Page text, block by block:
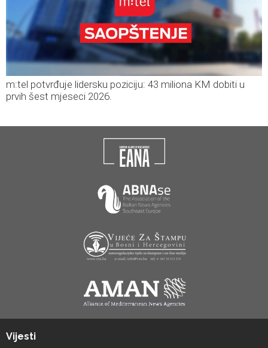
m:tel potvrđuje lidersku poziciju: 43 miliona KM dobiti u
prvih šest mjeseci 2026.
Vijesti